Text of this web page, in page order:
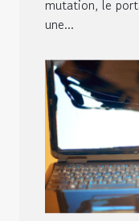
mutation, le
une...